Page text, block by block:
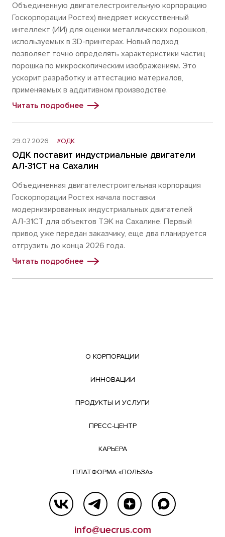
Объединенную двигателестроительную корпорацию
Госкорпорации Ростех) внедряет искусственный
интеллект (ИИ) для оценки металлических порошков,
используемых в 3D-принтерах. Новый подход
позволяет точно определять характеристики частиц
порошка по микроскопическим изображениям. Это
ускорит разработку и аттестацию материалов,
применяемых в аддитивном производстве.
Читать подробнее
29.07.2026 #ОДК
ОДК поставит индустриальные двигатели
АЛ-31СТ на Сахалин
Объединенная двигателестроительная корпорация
Госкорпорации Ростех начала поставки
модернизированных индустриальных двигателей
АЛ-31СТ для объектов ТЭК на Сахалине. Первый
привод уже передан заказчику, еще два планируется
отгрузить до конца 2026 года.
Читать подробнее
О КОРПОРАЦИИ
ИННОВАЦИИ
ПРОДУКТЫ И УСЛУГИ
ПРЕСС-ЦЕНТР
КАРЬЕРА
ПЛАТФОРМА «ПОЛЬЗА»
info@uecrus.com